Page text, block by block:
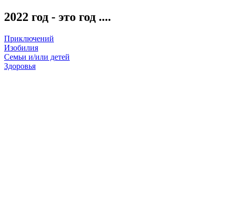
2022 год - это год ....
Приключений
Изобилия
Семьи и/или детей
Здоровья